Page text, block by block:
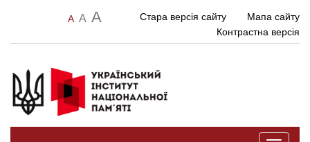
A A A Стара версія сайту
Мапа сайту
Контрастна версія